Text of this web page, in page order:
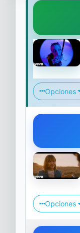
Opciones
Opciones